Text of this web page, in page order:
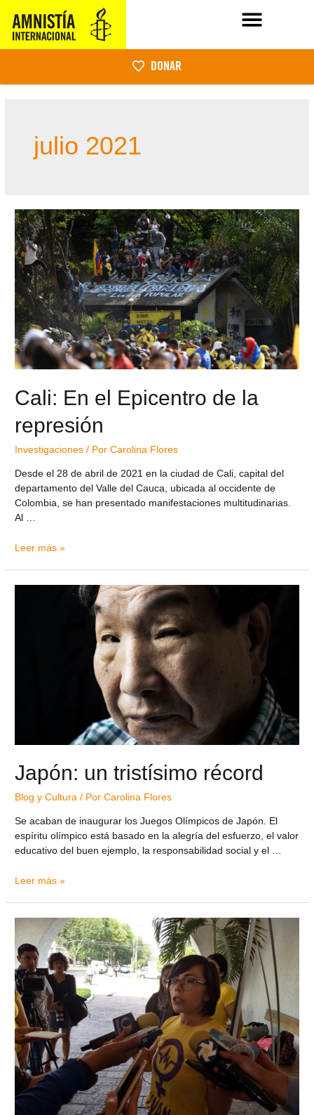
DONAR
julio 2021
Cali: En el Epicentro de la
represión
Investigaciones / PorCarolina Flores
Desde el 28 de abril de 2021 en la ciudad de Cali, capital del
departamento del Valle del Cauca, ubicada al occidente de
Colombia, se han presentado manifestaciones multitudinarias.
Al …
Leer más »
Japón: un tristísimo récord
Blog y Cultura / PorCarolina Flores
Se acaban de inaugurar los Juegos Olímpicos de Japón. El
espíritu olímpico está basado en la alegría del esfuerzo, el valor
educativo del buen ejemplo, la responsabilidad social y el …
Leer más »